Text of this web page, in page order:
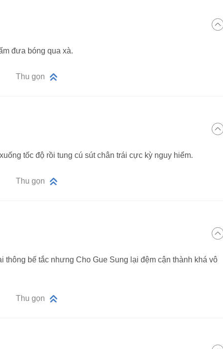
đưa bóng qua xà.
Thu gọn
tốc độ rồi tung cú sút chân trái cực kỳ nguy hiểm.
Thu gọn
bế tắc nhưng Cho Gue Sung lại đệm cận thành khá vô
Thu gọn